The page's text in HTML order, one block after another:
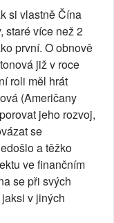
si vlastně Čína
staré více než 2
první. O obnově
již v roce
roli měl hrát
(Američany
jeho rozvoj,
se
a těžko
ve finančním
se při svých
v jiných